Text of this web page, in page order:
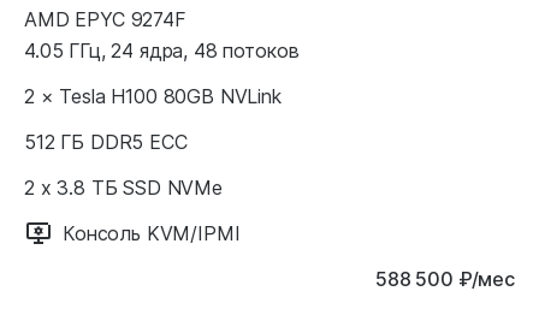
AMD EPYC 9274F
4.05 ГГц, 24 ядра, 48 потоков
2 × Tesla H100 80GB NVLink
512 ГБ DDR5 ECC
2 x 3.8 ТБ SSD NVMe
Консоль KVM/IPMI
588 500 ₽/мес